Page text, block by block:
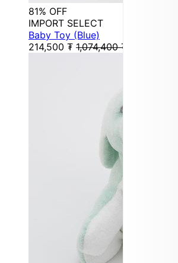
81% OFF
IMPORT SELECT
Baby Toy (Blue)
214,500 ₮ 1,074,400 ₮